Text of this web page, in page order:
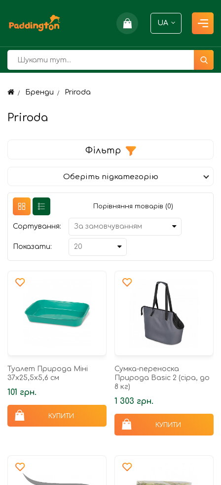
UA
Бренди Priroda
Priroda
Фільтр
Оберіть підкатегорію
Порівняння товарів (0)
Сортування:
Показати:
Туалет Природа Міні
37х25,5х5,6 см
101 грн.
КУПИТИ
Сумка-переноска
Природа Basic 2 (сіра, до
8 кг)
1 303 грн.
КУПИТИ